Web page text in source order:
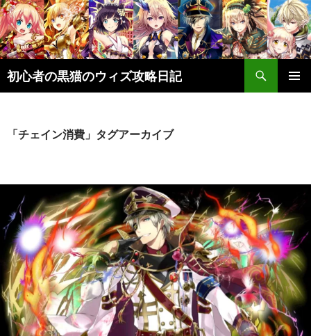
初心者の黒猫のウィズ攻略日記
検
索
ン
プ
「チェイン消費」タグアーカイブ